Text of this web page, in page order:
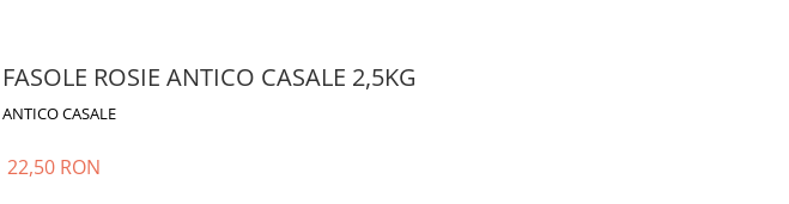
FASOLE ROSIE ANTICO CASALE 2,5KG
ANTICO CASALE
22,50 RON